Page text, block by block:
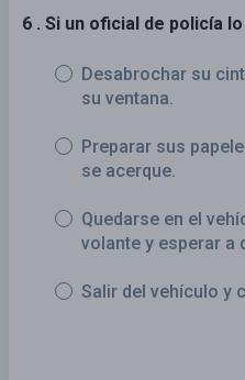
6 . Si un oficial de policía
Desabrochar su
su ventana.
Preparar sus
se acerque.
Quedarse en el
volante y esperar a
Salir del vehículo y